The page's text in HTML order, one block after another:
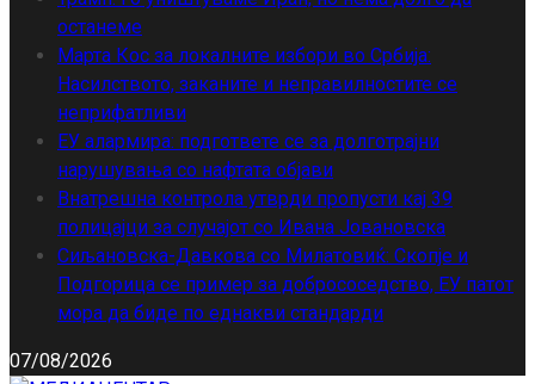
останеме
Марта Кос за локалните избори во Србија:
Насилството, заканите и неправилностите се
неприфатливи
ЕУ алармира: подгответе се за долготрајни
нарушувања со нафтата објави
Внатрешна контрола утврди пропусти кај 39
полицајци за случајот со Ивана Јовановска
Сиљановска-Давкова со Милатовиќ: Скопје и
Подгорица се пример за добрососедство, ЕУ патот
мора да биде по еднакви стандарди
07/08/2026